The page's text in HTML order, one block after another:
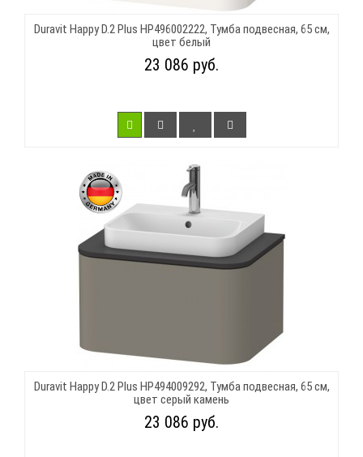
Duravit Happy D.2 Plus HP496002222, Тумба подвесная, 65 см,
цвет белый
23 086 руб.
Duravit Happy D.2 Plus HP494009292, Тумба подвесная, 65 см,
цвет серый камень
23 086 руб.